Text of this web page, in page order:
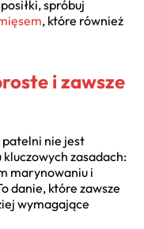
spróbuj
, które również
i zawsze
nie jest
zasadach:
marynowaniu i
danie, które zawsze
wymagające